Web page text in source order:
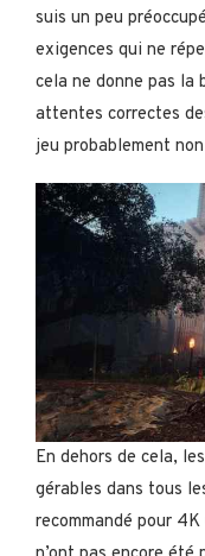
suis un peu
exigences qui ne
cela ne donne pas la
attentes correctes
jeu probablement
En dehors de cela,
gérables dans tous
recommandé pour